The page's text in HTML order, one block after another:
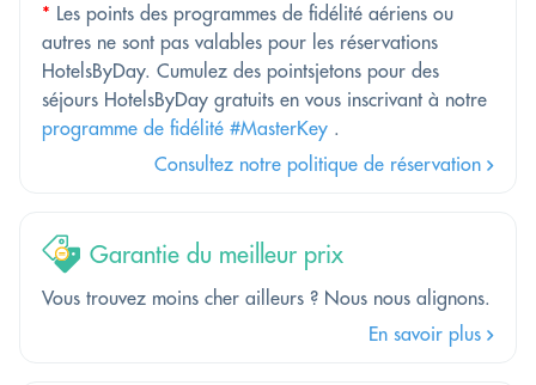
* Les points des programmes de fidélité aériens ou
autres ne sont pas valables pour les réservations
HotelsByDay. Cumulez des pointsjetons pour des
séjours HotelsByDay gratuits en vous inscrivant à notre
programme de fidélité #MasterKey .
Consultez notre politique de réservation
Garantie du meilleur prix
Vous trouvez moins cher ailleurs ? Nous nous alignons.
En savoir plus